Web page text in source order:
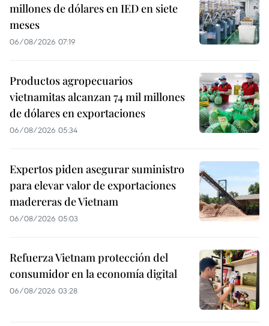
millones de dólares en IED en siete
meses
06/08/2026 07:19
Productos agropecuarios
vietnamitas alcanzan 74 mil millones
de dólares en exportaciones
06/08/2026 05:34
Expertos piden asegurar suministro
para elevar valor de exportaciones
madereras de Vietnam
06/08/2026 05:03
Refuerza Vietnam protección del
consumidor en la economía digital
06/08/2026 03:28